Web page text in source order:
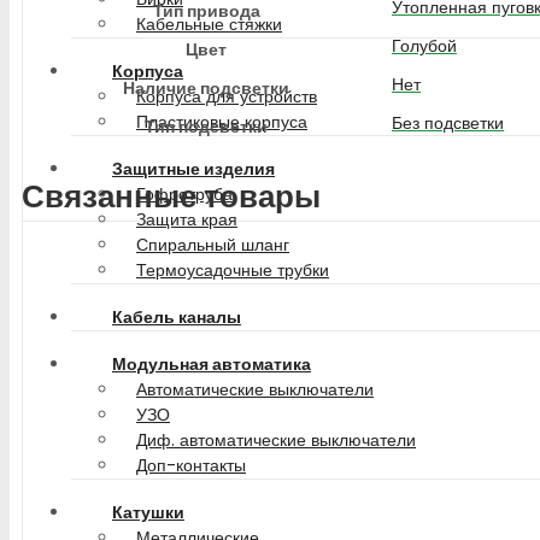
Кабельные стяжки
Корпуса
Корпуса для устройств
Пластиковые корпуса
Защитные изделия
Гофротруба
Защита края
Спиральный шланг
Термоусадочные трубки
Кабель каналы
Модульная автоматика
Автоматические выключатели
УЗО
Диф. автоматические выключатели
Доп-контакты
Катушки
Тип привода
Утопленная
Цвет
Голубой
Наличие подсветки
Нет
Тип подсветки
Без подсветки
Связанные товары